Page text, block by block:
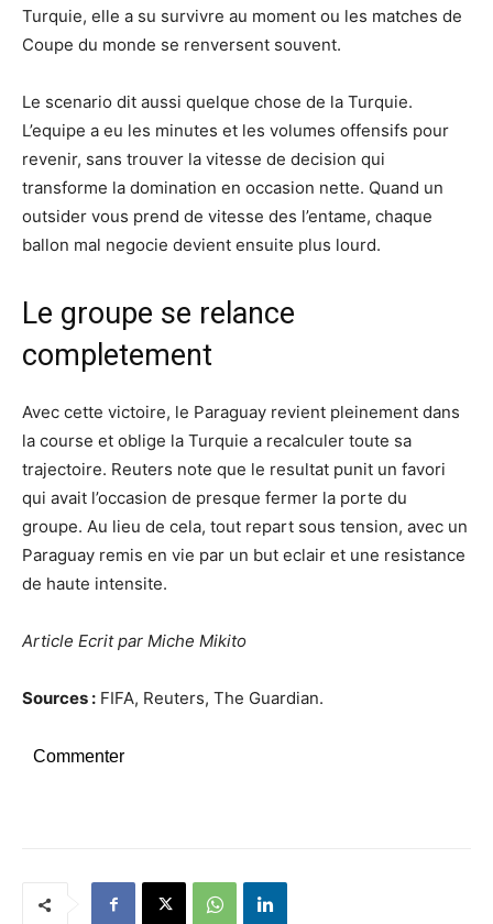
Turquie, elle a su survivre au moment ou les matches de
Coupe du monde se renversent souvent.
Le scenario dit aussi quelque chose de la Turquie.
L’equipe a eu les minutes et les volumes offensifs pour
revenir, sans trouver la vitesse de decision qui
transforme la domination en occasion nette. Quand un
outsider vous prend de vitesse des l’entame, chaque
ballon mal negocie devient ensuite plus lourd.
Le groupe se relance
completement
Avec cette victoire, le Paraguay revient pleinement dans
la course et oblige la Turquie a recalculer toute sa
trajectoire. Reuters note que le resultat punit un favori
qui avait l’occasion de presque fermer la porte du
groupe. Au lieu de cela, tout repart sous tension, avec un
Paraguay remis en vie par un but eclair et une resistance
de haute intensite.
Article Ecrit par Miche Mikito
Sources : FIFA, Reuters, The Guardian.
Commenter